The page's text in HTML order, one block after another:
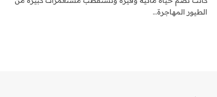
الطيور المهاجرة…